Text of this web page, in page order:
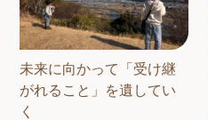
未来に向かって「受け継
がれること」を遺してい
く